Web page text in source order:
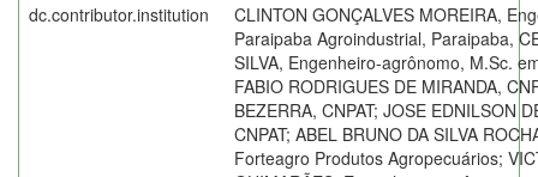
dc.contributor.institution
CLINTON GONÇALVES MOREIRA,
Paraipaba Agroindustrial, Paraipaba,
SILVA, Engenheiro-agrônomo, M.Sc.
FABIO RODRIGUES DE MIRANDA,
BEZERRA, CNPAT; JOSE EDNILSON
CNPAT; ABEL BRUNO DA SILVA
Forteagro Produtos Agropecuários;